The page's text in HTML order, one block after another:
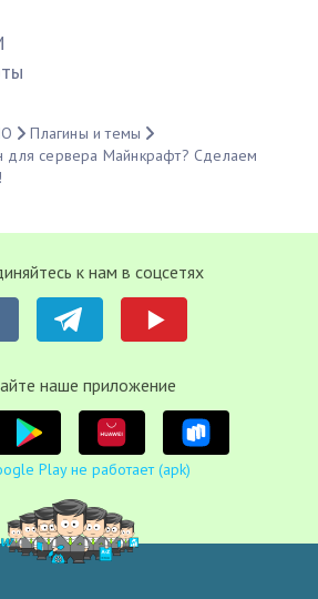
Плагины и темы
для сервера Майнкрафт? Сделаем
к нам в соцсетях
наше приложение
Play не работает (apk)